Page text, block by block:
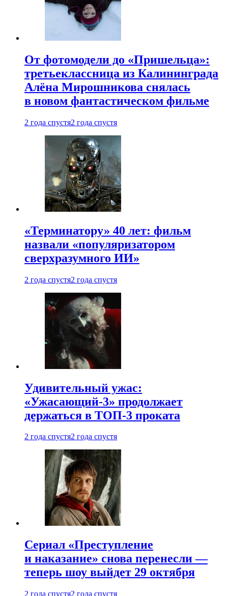
От фотомодели до «Пришельца»:
третьеклассница из Калининграда
Алёна Мирошникова снялась
в новом фантастическом фильме
2 года спустя2 года спустя
«Терминатору» 40 лет: фильм
назвали «популяризатором
сверхразумного ИИ»
2 года спустя2 года спустя
Удивительный ужас:
«Ужасающий-3» продолжает
держаться в ТОП-3 проката
2 года спустя2 года спустя
Сериал «Преступление
и наказание» снова перенесли —
теперь шоу выйдет 29 октября
2 года спустя2 года спустя